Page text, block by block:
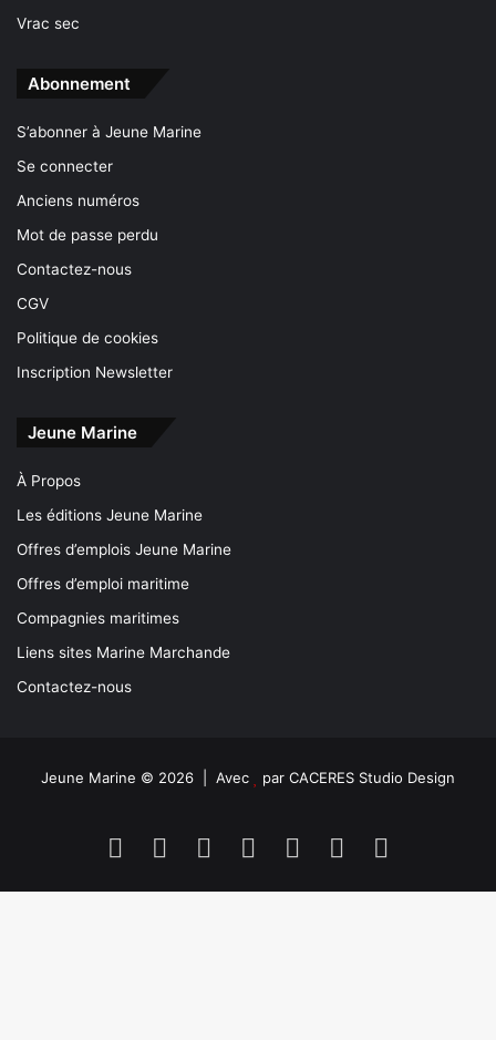
Vrac sec
Abonnement
S’abonner à Jeune Marine
Se connecter
Anciens numéros
Mot de passe perdu
Contactez-nous
CGV
Politique de cookies
Inscription Newsletter
Jeune Marine
À Propos
Les éditions Jeune Marine
Offres d’emplois Jeune Marine
Offres d’emploi maritime
Compagnies maritimes
Liens sites Marine Marchande
Contactez-nous
Jeune Marine © 2026 | Avec par CACERES Studio Design
FacebookLinkedinYouTubeInstagram
Spotify